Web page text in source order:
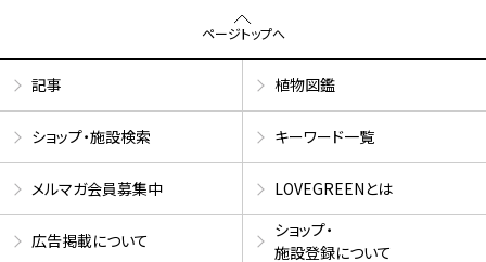
ページトップへ
記事 植物図鑑
ショップ・施設検索 キーワード一覧
メルマガ会員募集中 LOVEGREENとは
広告掲載について
ショップ・
施設登録について